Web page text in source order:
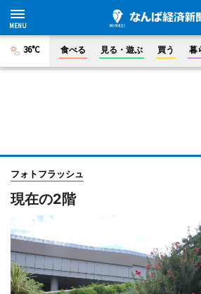
36°C 食べる 見る・遊ぶ 買う 暮
フォトフラッシュ
現在の2階